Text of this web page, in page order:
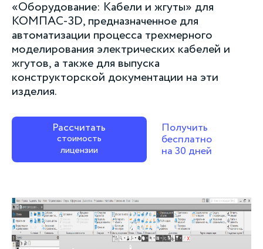
«Оборудование: Кабели и жгуты» для
КОМПАС-3D, предназначенное для
автоматизации процесса трехмерного
моделирования электрических кабелей и
жгутов, а также для выпуска
конструкторской документации на эти
изделия.
Рассчитать
стоимость
лицензии
Получить
бесплатно
на 30 дней